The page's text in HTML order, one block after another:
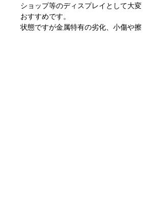
ショップ等のディスプレイとして大変
おすすめです。
状態ですが金属特有の劣化、小傷や擦